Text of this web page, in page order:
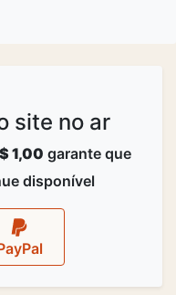
site no ar
1,00 garante que
disponível